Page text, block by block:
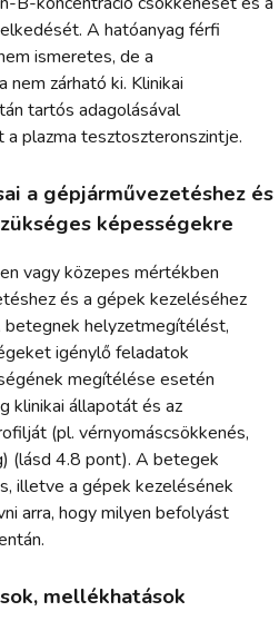
A hatóanyag férfi
ismeretes, de a
zárható ki. Klinikai
tartós adagolásával
plazma tesztoszteronszintje.
a gépjárművezetéshez és
képességekre
vagy közepes mértékben
és a gépek kezeléséhez
helyzetmegítélést,
igénylő feladatok
megítélése esetén
klinikai állapotát és az
(pl. vérnyomáscsökkenés,
(lásd 4.8 pont). A betegek
illetve a gépek kezelésének
arra, hogy milyen befolyást
mellékhatások